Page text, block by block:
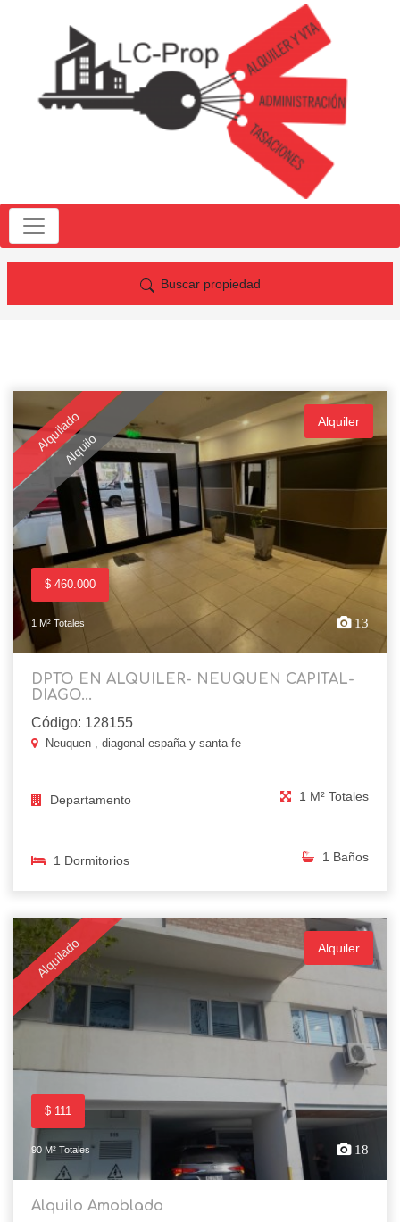
Buscar propiedad
AlquiladoAlquilo
Alquiler
$ 460.000
1 M² Totales 13
DPTO EN ALQUILER- NEUQUEN CAPITAL-
DIAGO...
Código: 128155
Neuquen , diagonal españa y santa fe
Departamento 1 M² Totales
1 Dormitorios 1 Baños
Alquilado Alquiler
$ 111
90 M² Totales 18
Alquilo Amoblado